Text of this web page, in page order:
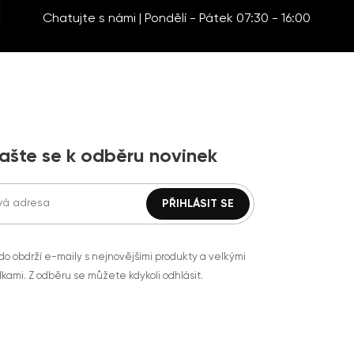
Chatujte s námi | Pondělí - Pátek 07:30 - 16:00
se k odběru novinek
obdrží e-maily s nejnovějšími produkty a velkými
Z odběru se můžete kdykoli odhlásit.